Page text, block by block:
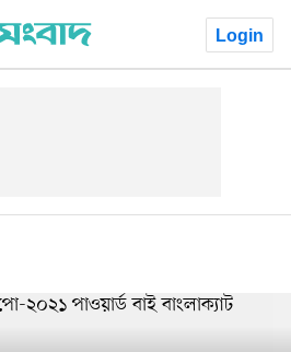
Login